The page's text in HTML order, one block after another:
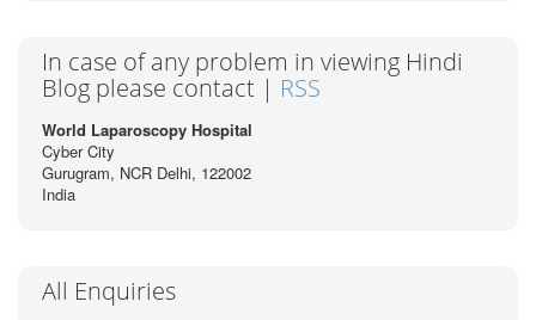
In case of any problem in viewing Hindi
Blog please contact | RSS
World Laparoscopy Hospital
Cyber City
Gurugram, NCR Delhi, 122002
India
All Enquiries